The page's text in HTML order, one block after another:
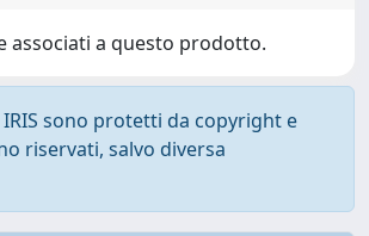
associati a questo prodotto.
sono protetti da copyright e
riservati, salvo diversa